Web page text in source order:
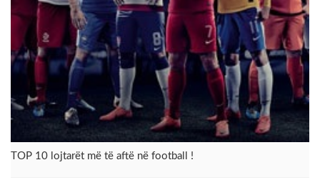
TOP 10 lojtarët më të aftë në football !